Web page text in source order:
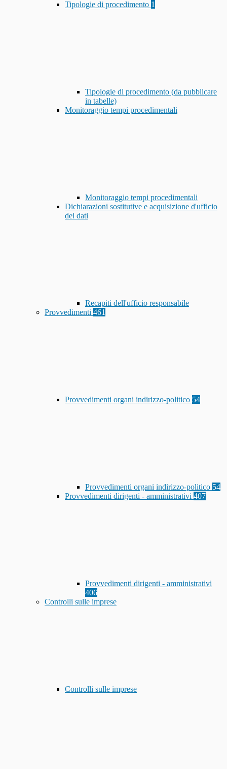
Tipologie di procedimento 1
Tipologie di procedimento (da pubblicare
in tabelle)
Monitoraggio tempi procedimentali
Monitoraggio tempi procedimentali
Dichiarazioni sostitutive e acquisizione d'ufficio
dei dati
Recapiti dell'ufficio responsabile
Provvedimenti 461
Provvedimenti organi indirizzo-politico 54
Provvedimenti organi indirizzo-politico 54
Provvedimenti dirigenti - amministrativi 407
Provvedimenti dirigenti - amministrativi
406
Controlli sulle imprese
Controlli sulle imprese